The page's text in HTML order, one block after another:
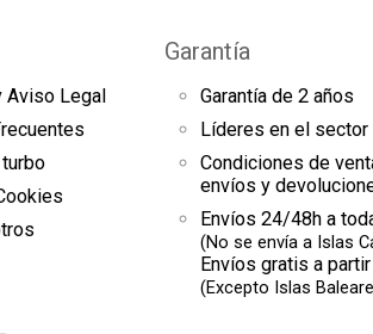
629 /)
/)
629 /)
629 /)
condiciones generales
Aviso Legal
Garantía
Garantía de 2 años
Líderes en el sector
Condiciones de
envíos y
Envíos 24/48h a
(No se envía a Islas
Envíos gratis a
(Excepto Islas